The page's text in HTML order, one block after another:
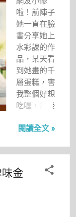
的，不過我
是白癡，不
會把檔案轉
正，還好無
名有轉正的
功能，大家
如果不想歪
著脖子看，
可以點下面
的工具列，
檔案的按鈕
次順便把之
前幾次拍的
照片沒上傳
啦！前陣子
她一直在臉
書分享她上
水彩課的作
品，某天看
到她畫的千
層蛋糕，害
我整個好想
吃喔，然後
「哇！畫得
～」接著過
沒幾天，我
在網路上亂
閱讀全文 »
金